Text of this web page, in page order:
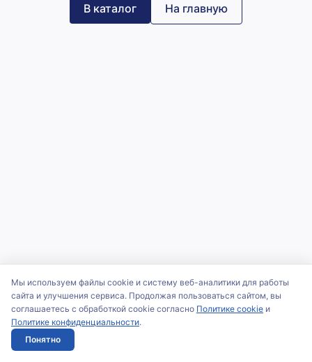
В каталог На главную
Мы используем файлы cookie и систему веб-аналитики для работы
сайта и улучшения сервиса. Продолжая пользоваться сайтом, вы
соглашаетесь с обработкой cookie согласно Политике cookie и
Политике конфиденциальности.
Понятно